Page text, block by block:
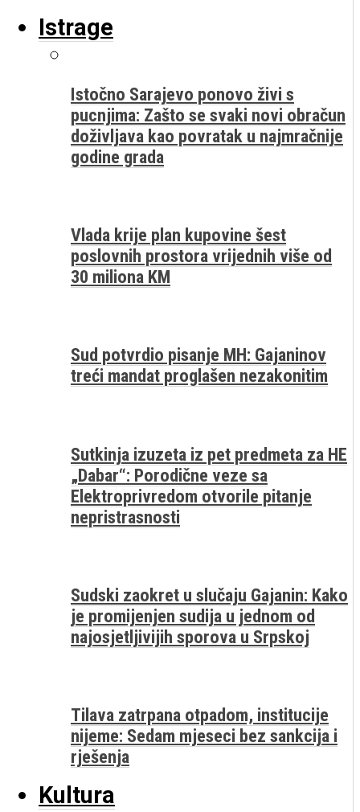
Istrage
Istočno Sarajevo ponovo živi s
pucnjima: Zašto se svaki novi obračun
doživljava kao povratak u najmračnije
godine grada
Vlada krije plan kupovine šest
poslovnih prostora vrijednih više od
30 miliona KM
Sud potvrdio pisanje MH: Gajaninov
treći mandat proglašen nezakonitim
Sutkinja izuzeta iz pet predmeta za HE
„Dabar“: Porodične veze sa
Elektroprivredom otvorile pitanje
nepristrasnosti
Sudski zaokret u slučaju Gajanin: Kako
je promijenjen sudija u jednom od
najosjetljivijih sporova u Srpskoj
Tilava zatrpana otpadom, institucije
nijeme: Sedam mjeseci bez sankcija i
rješenja
Kultura